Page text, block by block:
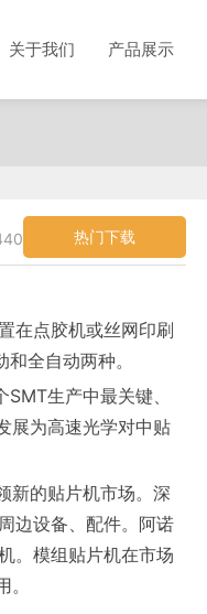
关于我们 产品展示
热门下载
在点胶机或丝网印刷
全自动两种。
生产中最关键、
展为高速光学对中贴
新的贴片机市场。深
边设备、配件。阿诺
。模组贴片机在市场